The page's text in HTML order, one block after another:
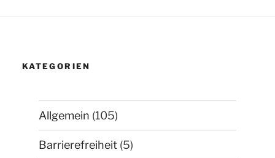
KATEGORIEN
Allgemein (105)
Barrierefreiheit (5)